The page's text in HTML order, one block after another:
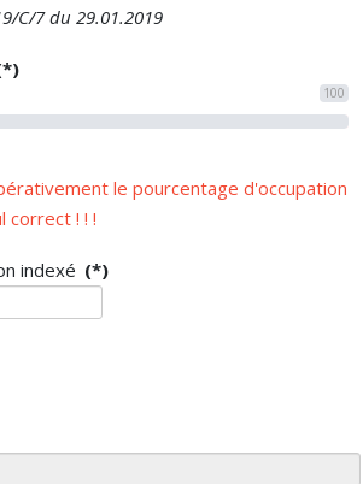
C/7 du 29.01.2019
100
le pourcentage d'occupation
correct ! ! !
indexé (*)